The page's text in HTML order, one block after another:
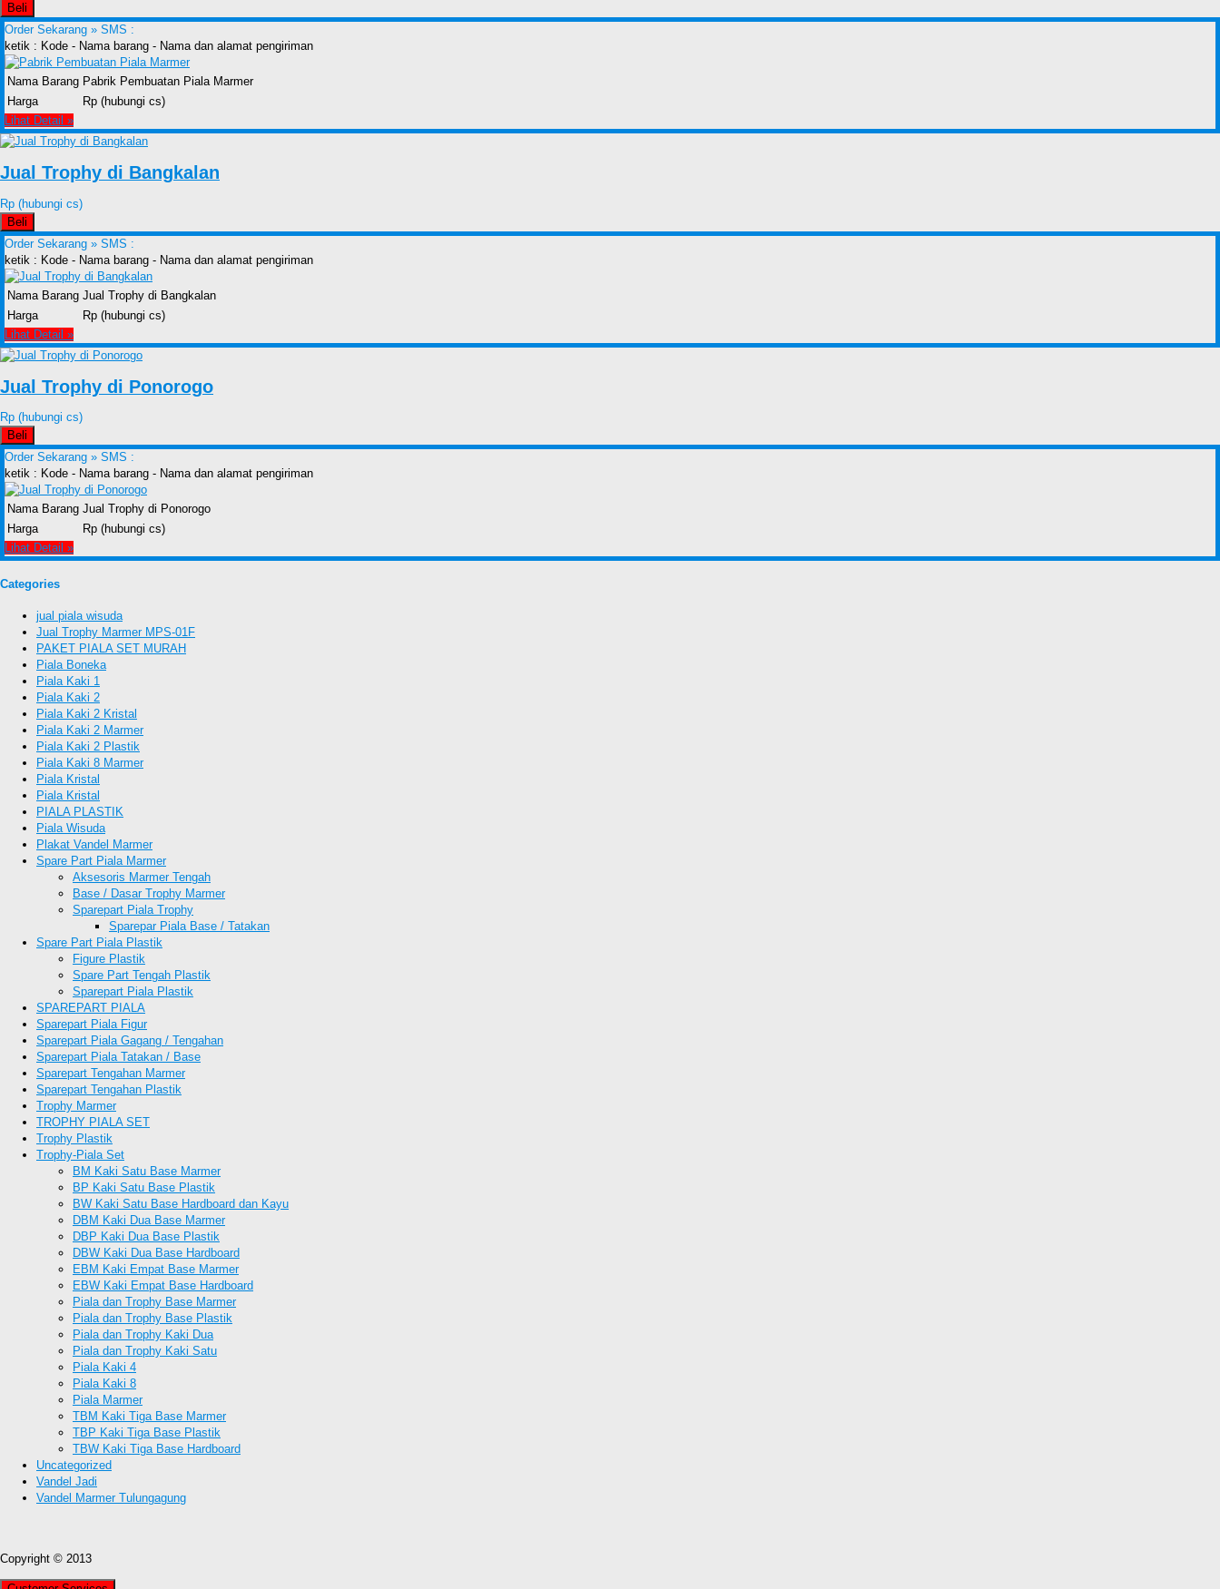
Beli
Order Sekarang » SMS :
ketik : Kode - Nama barang - Nama dan alamat pengiriman
Nama Barang Pabrik Pembuatan Piala Marmer
Harga
Rp (hubungi cs)
Lihat Detail »
Jual Trophy di Bangkalan
Rp (hubungi cs)
Beli
Order Sekarang » SMS :
ketik : Kode - Nama barang - Nama dan alamat pengiriman
Nama Barang Jual Trophy di Bangkalan
Harga
Rp (hubungi cs)
Lihat Detail »
Jual Trophy di Ponorogo
Rp (hubungi cs)
Beli
Order Sekarang » SMS :
ketik : Kode - Nama barang - Nama dan alamat pengiriman
Nama Barang Jual Trophy di Ponorogo
Harga
Rp (hubungi cs)
Lihat Detail »
Categories
jual piala wisuda
Jual Trophy Marmer MPS-01F
PAKET PIALA SET MURAH
Piala Boneka
Piala Kaki 1
Piala Kaki 2
Piala Kaki 2 Kristal
Piala Kaki 2 Marmer
Piala Kaki 2 Plastik
Piala Kaki 8 Marmer
Piala Kristal
Piala Kristal
PIALA PLASTIK
Piala Wisuda
Plakat Vandel Marmer
Spare Part Piala Marmer
Aksesoris Marmer Tengah
Base / Dasar Trophy Marmer
Sparepart Piala Trophy
Sparepar Piala Base / Tatakan
Spare Part Piala Plastik
Figure Plastik
Spare Part Tengah Plastik
Sparepart Piala Plastik
SPAREPART PIALA
Sparepart Piala Figur
Sparepart Piala Gagang / Tengahan
Sparepart Piala Tatakan / Base
Sparepart Tengahan Marmer
Sparepart Tengahan Plastik
Trophy Marmer
TROPHY PIALA SET
Trophy Plastik
Trophy-Piala Set
BM Kaki Satu Base Marmer
BP Kaki Satu Base Plastik
BW Kaki Satu Base Hardboard dan Kayu
DBM Kaki Dua Base Marmer
DBP Kaki Dua Base Plastik
DBW Kaki Dua Base Hardboard
EBM Kaki Empat Base Marmer
EBW Kaki Empat Base Hardboard
Piala dan Trophy Base Marmer
Piala dan Trophy Base Plastik
Piala dan Trophy Kaki Dua
Piala dan Trophy Kaki Satu
Piala Kaki 4
Piala Kaki 8
Piala Marmer
TBM Kaki Tiga Base Marmer
TBP Kaki Tiga Base Plastik
TBW Kaki Tiga Base Hardboard
Uncategorized
Vandel Jadi
Vandel Marmer Tulungagung
Copyright © 2013